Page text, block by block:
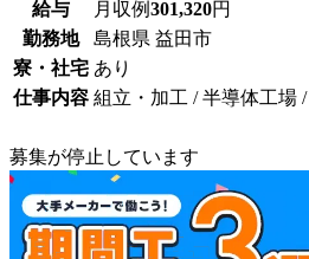
給与 月収例301,320円
勤務地
島根県 益田市
寮・社宅 あり
仕事内容 組立・加工 / 半導体工場 /
募集が停止しています